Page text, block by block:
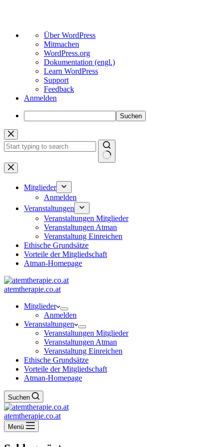
Über
WordPress
Über WordPress
Mitmachen
WordPress.org
Dokumentation (engl.)
Learn WordPress
Support
Feedback
Anmelden
Suchen
Zum
Inhalt
springen
Keine
Ergebnisse
Mitglieder
Anmelden
Veranstaltungen
Veranstaltungen Mitglieder
Veranstaltungen Atman
Veranstaltung Einreichen
Ethische Grundsätze
Vorteile der Mitgliedschaft
Atman-Homepage
atemtherapie.co.at
Mitglieder
Anmelden
Veranstaltungen
Veranstaltungen Mitglieder
Veranstaltungen Atman
Veranstaltung Einreichen
Ethische Grundsätze
Vorteile der Mitgliedschaft
Atman-Homepage
Suchen
atemtherapie.co.at
Menü